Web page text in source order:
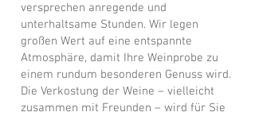
versprechen anregende und
unterhaltsame Stunden. Wir legen
großen Wert auf eine entspannte
Atmosphäre, damit Ihre Weinprobe zu
einem rundum besonderen Genuss wird.
Die Verkostung der Weine – vielleicht
zusammen mit Freunden – wird für Sie